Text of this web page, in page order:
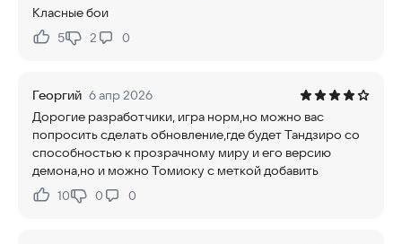
Класные бои
Нравится:
5Не нравится:
2 0
Георгий 6 апр 2026
Дорогие разработчики, игра норм,но можно вас
попросить сделать обновление,где будет Тандзиро со
способностью к прозрачному миру и его версию
демона,но и можно Томиоку с меткой добавить
Нравится:
10Не нравится:
0 0